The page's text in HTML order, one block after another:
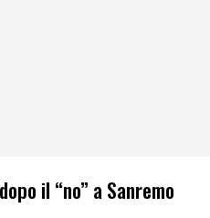
il “no” a Sanremo